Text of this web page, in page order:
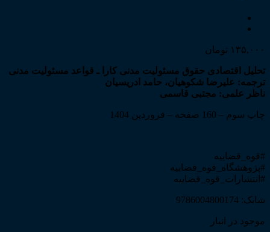
۱۳۵,۰۰۰ تومان
تحلیل اقتصادی حقوق مسئولیت مدنی کارا ـ قواعد مسئولیت مدنی
ترجمه: علیرضا شکوهیان، حامد ادریسیان
ناظر علمی: مجتبی قاسمی
چاپ سوم – 160 صفحه – فروردین 1404
#قوه_قضاییه
#پژوهشگاه_قوه_قضاییه
#انتشارات_قوه_قضاییه
شابک: 9786004800174
موجود در انبار